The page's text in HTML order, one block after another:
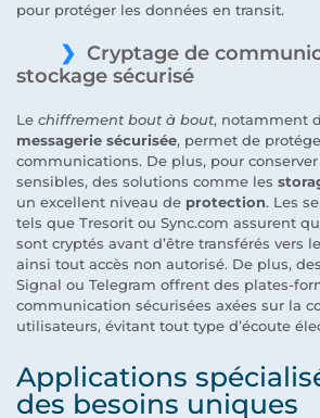
pour protéger les données en transit.
Cryptage de
stockage sécurisé
Le chiffrement bout à bout, notamment
messagerie sécurisée, permet de
communications. De plus, pour
sensibles, des solutions comme les
un excellent niveau de protection. Les
tels que Tresorit ou Sync.com assurent
sont cryptés avant d’être transférés vers
ainsi tout accès non autorisé. De plus,
Signal ou Telegram offrent des plates-
communication sécurisées axées sur la
utilisateurs, évitant tout type d’écoute
Applications
des besoins uniques